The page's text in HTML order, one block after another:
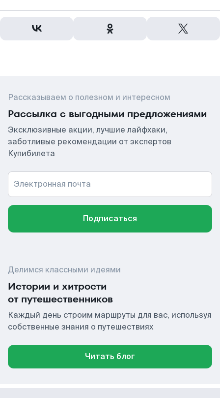
Рассказываем о полезном и интересном
Рассылка с выгодными предложениями
Эксклюзивные акции, лучшие лайфхаки,
заботливые рекомендации от экспертов
Купибилета
Электронная почта
Подписаться
Делимся классными идеями
Истории и хитрости
от путешественников
Каждый день строим маршруты для вас, используя
собственные знания о путешествиях
Читать блог